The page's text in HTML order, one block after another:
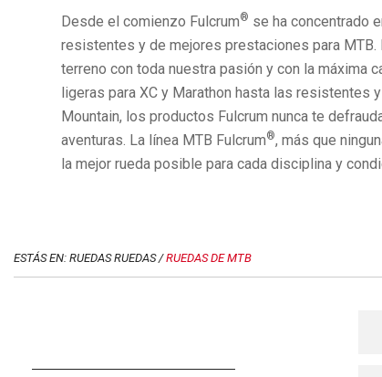
Desde el comienzo Fulcrum® se ha concentrado
resistentes y de mejores prestaciones para
terreno con toda nuestra pasión y con la máxima
ligeras para XC y Marathon hasta las resistentes
Mountain, los productos Fulcrum nunca te
aventuras. La línea MTB Fulcrum®, más que
la mejor rueda posible para cada disciplina y
ESTÁS EN: RUEDAS RUEDAS /RUEDAS DE MTB